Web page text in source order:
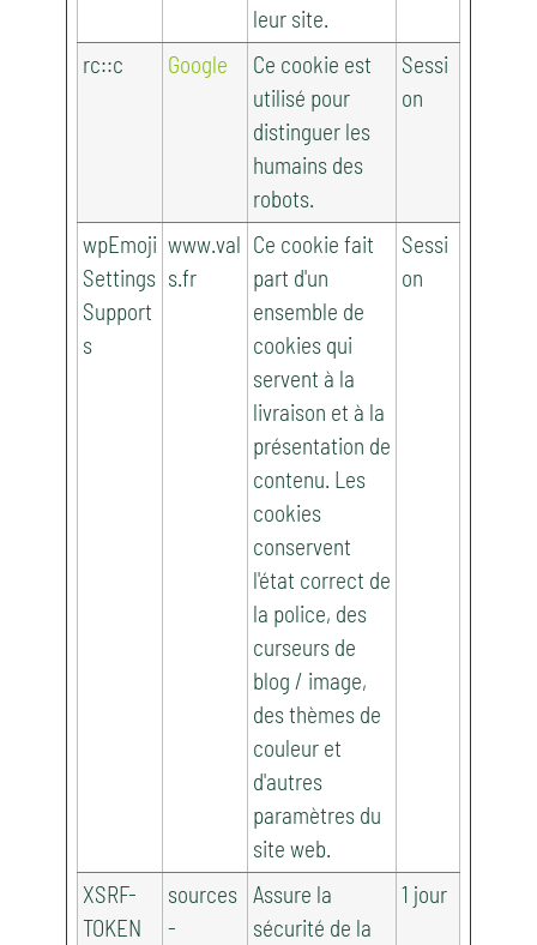
leur site.
rc::c
Google
Ce cookie est
utilisé pour
distinguer les
humains des
robots.
Sessi
on
wpEmoji
Settings
Support
s
www.val
s.fr
Ce cookie fait
part d'un
ensemble de
cookies qui
servent à la
livraison et à la
présentation de
contenu. Les
cookies
conservent
l'état correct de
la police, des
curseurs de
blog / image,
des thèmes de
couleur et
d'autres
paramètres du
site web.
Sessi
on
XSRF-
TOKEN
sources
-
Assure la
sécurité de la
1 jour